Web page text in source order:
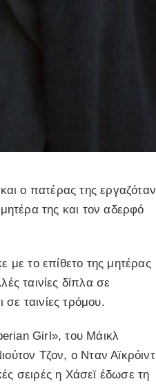
ο πατέρας της εργαζόταν
της και τον αδερφό
με το επίθετο της μητέρας
ταινίες δίπλα σε
ταινίες τρόμου.
Girl», του Μάικλ
Τζον, ο Νταν Αϊκρόιντ
σειρές η Χάσεϊ έδωσε τη